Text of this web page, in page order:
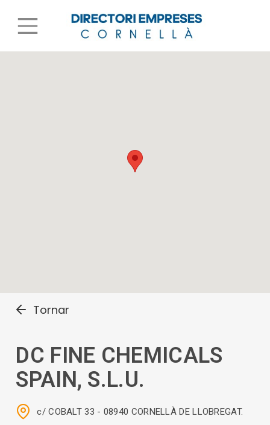
Tornar
DC FINE CHEMICALS
SPAIN, S.L.U.
c/ COBALT 33 - 08940 CORNELLÀ DE LLOBREGAT.